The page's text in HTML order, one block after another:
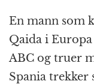
En mann som
Qaida i
ABC og truer
Spania trekker